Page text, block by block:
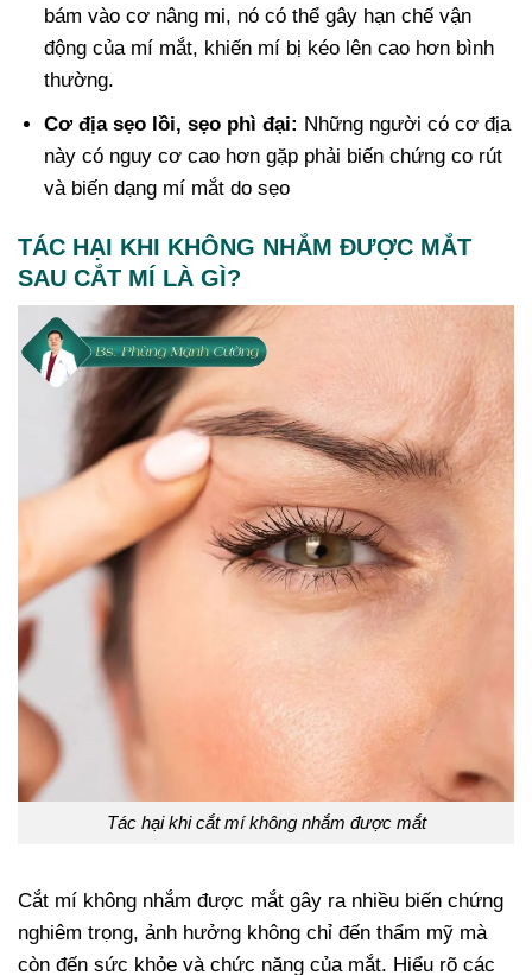
bám vào cơ nâng mi, nó có thể gây hạn chế vận
động của mí mắt, khiến mí bị kéo lên cao hơn bình
thường.
Cơ địa sẹo lồi, sẹo phì đại: Những người có cơ địa
này có nguy cơ cao hơn gặp phải biến chứng co rút
và biến dạng mí mắt do sẹo
TÁC HẠI KHI KHÔNG NHẮM ĐƯỢC MẮT
SAU CẮT MÍ LÀ GÌ?
Tác hại khi cắt mí không nhắm được mắt
Cắt mí không nhắm được mắt gây ra nhiều biến chứng
nghiêm trọng, ảnh hưởng không chỉ đến thẩm mỹ mà
còn đến sức khỏe và chức năng của mắt. Hiểu rõ các